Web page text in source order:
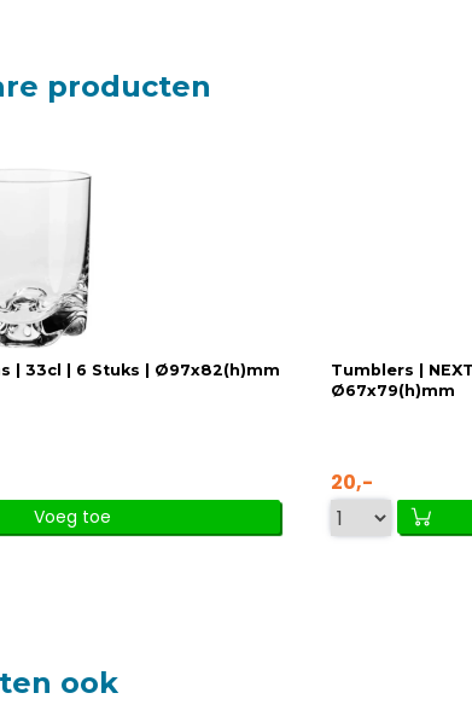
producten
| 33cl | 6 Stuks | Ø97x82(h)mm
Voeg toe
Tumblers |
Ø67x79(h)mm
20,-
ook